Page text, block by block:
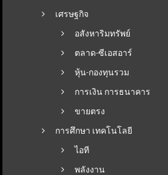
เศรษฐกิจ
อสังหาริมทรัพย์
ตลาด-ซีเอสอาร์
หุ้น-กองทุนรวม
การเงิน การธนาคาร
ขายตรง
การศึกษา เทคโนโลยี
ไอที
พลังงาน